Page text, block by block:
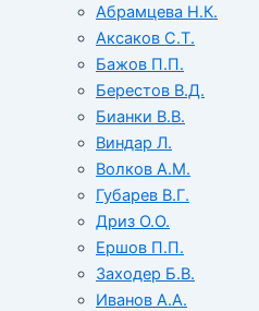
Абрамцева Н.К.
Аксаков С.Т.
Бажов П.П.
Берестов В.Д.
Бианки В.В.
Виндар Л.
Волков А.М.
Губарев В.Г.
Дриз О.О.
Ершов П.П.
Заходер Б.В.
Иванов А.А.